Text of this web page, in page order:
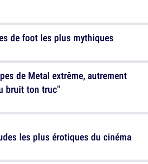
de foot les plus mythiques
les plus érotiques du cinéma
de Metal extrême, autrement
bruit ton truc"